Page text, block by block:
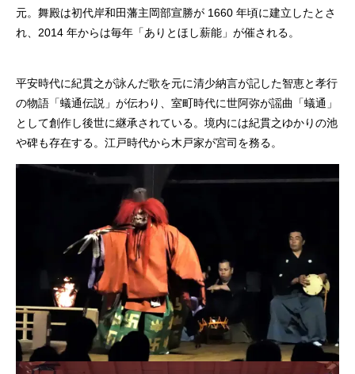
元。舞殿は初代岸和田藩主岡部宣勝が 1660 年頃に建立したとさ
れ、2014 年からは毎年「ありとほし薪能」が催される。
平安時代に紀貫之が詠んだ歌を元に清少納言が記した智恵と孝行
の物語「蟻通伝説」が伝わり、室町時代に世阿弥が謡曲「蟻通」
として創作し後世に継承されている。境内には紀貫之ゆかりの池
や碑も存在する。江戸時代から木戸家が宮司を務る。